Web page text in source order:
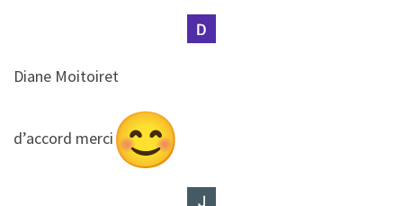
Diane Moitoiret
​​d’accord merci